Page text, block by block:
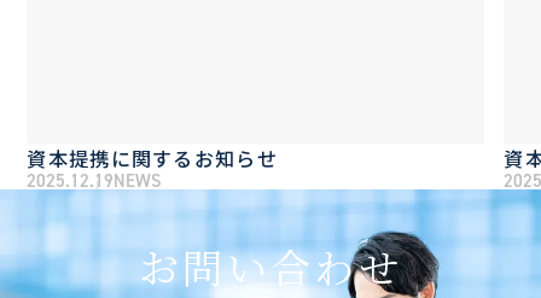
資本提携に関するお知らせ
2025.12.19NEWS
資
お問い合わせ